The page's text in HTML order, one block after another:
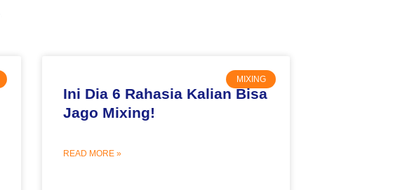
MIXING
Ini Dia 6 Rahasia Kalian Bisa
Jago Mixing!
READ MORE »